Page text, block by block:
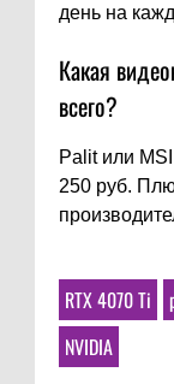
день на
Какая
всего?
Palit или
250 руб.
RTX 4070 Ti
NVIDIA